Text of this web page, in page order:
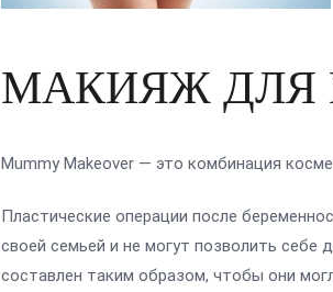
МАКИЯЖ ДЛЯ
Mummy Makeover — это комбинация
Пластические операции после
своей семьей и не могут позволить себе
составлен таким образом, чтобы они